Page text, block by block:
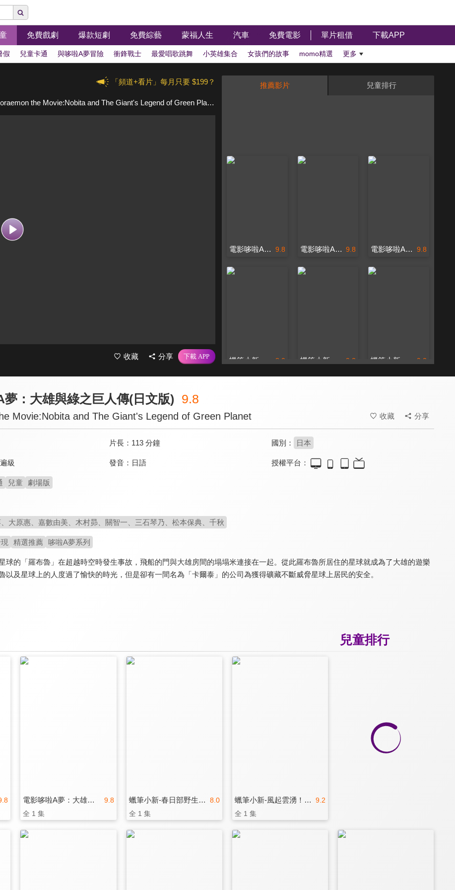
免費戲劇 爆款短劇 免費綜藝 蒙福人生 汽車 免費電影 單片租借 下載APP
假 兒童卡通 與哆啦A夢冒險 衝鋒戰士 最愛唱歌跳舞 小英雄集合 女孩們的故事 momo精選 更多
「頻道+看片」每月只要 $199？
Doraemon the Movie:Nobita and The Giant's Legend of Green Planet
收藏 分享
推薦影片 兒童排行
9.8
電影哆啦A夢：新大雄的宇宙開拓史(日文版) 9.8
電影哆啦A夢：新大雄的宇宙開拓史(中文版) 9.8
電影哆啦A夢：大雄與綠之巨人傳(中文版)
8.0 9.2 9.2
8.0
蠟筆小新-動感超人VS高衩魔王
夢：大雄與綠之巨人傳(日文版) 9.8
Movie:Nobita and The Giant's Legend of Green Planet 收藏 分享
片長： 113 分鐘 國別： 日本
級 發音： 日語 授權平台：
兒童 劇場版
大原惠、嘉數由美、木村昴、關智一、三石琴乃、松本保典、千秋
精選推薦 哆啦A夢系列
球的「羅布魯」在超越時空時發生事故，飛船的門與大雄房間的塌塌米連接在一起。從此羅布魯所居住的星球就成為了大雄的遊樂
以及星球上的人度過了愉快的時光，但是卻有一間名為「卡爾泰」的公司為獲得礦藏不斷威脅星球上居民的安全。
兒童排行
9.8
電影哆啦A夢：大雄與綠之巨人傳(中文版)
全 1 集
8.0
蠟筆小新-春日部野生王國
全 1 集
9.2
蠟筆小新-風起雲湧！猛烈！大人帝國的反擊！
全 1 集